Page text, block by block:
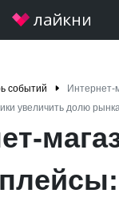
событий
Интернет-
увеличить долю